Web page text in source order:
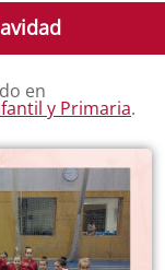
en
y Primaria.